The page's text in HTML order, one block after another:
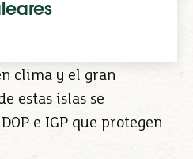
clima y el gran
estas islas se
e IGP que protegen